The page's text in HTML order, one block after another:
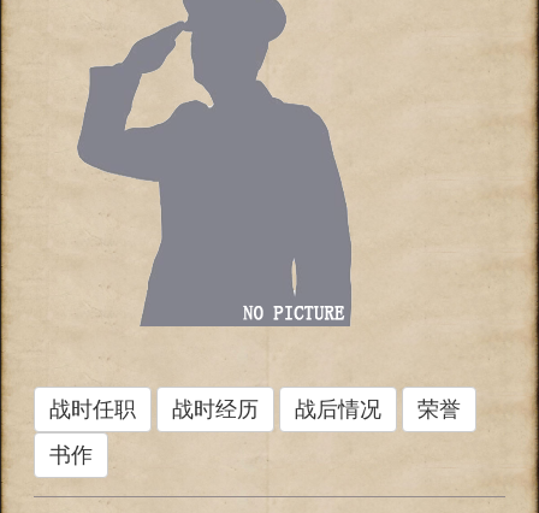
战时任职 战时经历 战后情况
荣誉
书作